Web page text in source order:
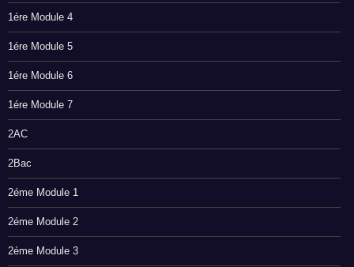
1ére Module 4
1ére Module 5
1ére Module 6
1ére Module 7
2AC
2Bac
2éme Module 1
2éme Module 2
2éme Module 3